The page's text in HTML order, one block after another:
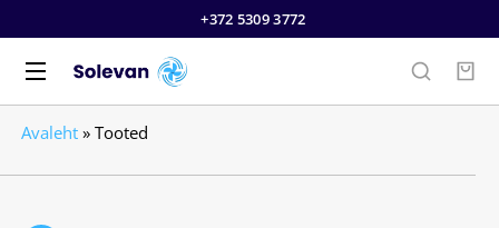
+372 5309 3772
Avaleht » Tooted